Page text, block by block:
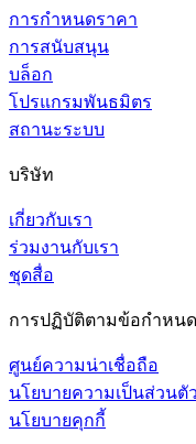
การกำหนดราคา
การสนับสนุน
บล็อก
โปรแกรมพันธมิตร
สถานะระบบ
บริษัท
เกี่ยวกับเรา
ร่วมงานกับเรา
ชุดสื่อ
การปฏิบัติตามข้อกำหนด
ศูนย์ความน่าเชื่อถือ
นโยบายความเป็นส่วนตัว
นโยบายคุกกี้